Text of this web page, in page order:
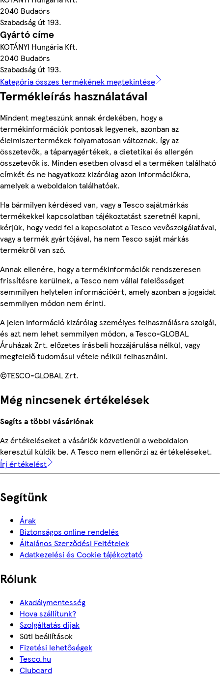
2040 Budaörs
Szabadság út 193.
Gyártó címe
KOTÁNYI Hungária Kft.
2040 Budaörs
Szabadság út 193.
Kategória összes termékének megtekintése
Termékleírás használatával
Mindent megteszünk annak érdekében, hogy a
termékinformációk pontosak legyenek, azonban az
élelmiszertermékek folyamatosan változnak, így az
összetevők, a tápanyagértékek, a dietetikai és allergén
összetevők is. Minden esetben olvasd el a terméken található
címkét és ne hagyatkozz kizárólag azon információkra,
amelyek a weboldalon találhatóak.
Ha bármilyen kérdésed van, vagy a Tesco sajátmárkás
termékekkel kapcsolatban tájékoztatást szeretnél kapni,
kérjük, hogy vedd fel a kapcsolatot a Tesco vevőszolgálatával,
vagy a termék gyártójával, ha nem Tesco saját márkás
termékről van szó.
Annak ellenére, hogy a termékinformációk rendszeresen
frissítésre kerülnek, a Tesco nem vállal felelősséget
semmilyen helytelen információért, amely azonban a jogaidat
semmilyen módon nem érinti.
A jelen információ kizárólag személyes felhasználásra szolgál,
és azt nem lehet semmilyen módon, a Tesco-GLOBAL
Áruházak Zrt. előzetes írásbeli hozzájárulása nélkül, vagy
megfelelő tudomásul vétele nélkül felhasználni.
©TESCO-GLOBAL Zrt.
Még nincsenek értékelések
Segíts a többi vásárlónak
Az értékeléseket a vásárlók közvetlenül a weboldalon
keresztül küldik be. A Tesco nem ellenőrzi az értékeléseket.
Írj értékelést
Segítünk
Árak
Biztonságos online rendelés
Általános Szerződési Feltételek
Adatkezelési és Cookie tájékoztató
Rólunk
Akadálymentesség
Hova szállítunk?
Szolgáltatás díjak
Süti beállítások
Fizetési lehetőségek
Tesco.hu
Clubcard